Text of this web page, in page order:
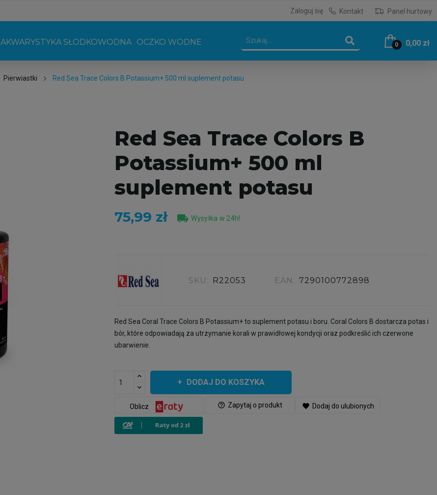
Zaloguj się Kontakt Panel hurtowy
AKWARYSTYKA SŁODKOWODNA OCZKO WODNE 0 0,00 zł
Pierwiastki Red Sea Trace Colors B Potassium+ 500 ml suplement potasu
Red Sea Trace Colors B
Potassium+ 500 ml
suplement potasu
75,99 zł local_shipping Wysyłka w 24h!
SKU: R22053 EAN: 7290100772898
Red Sea Coral Trace Colors B Potassium+ to suplement potasu i boru. Coral Colors B dostarcza potas i
bór, które odpowiadają za utrzymanie korali w prawidłowej kondycji oraz podkreślić ich czerwone
ubarwienie.
DODAJ DO KOSZYKA
help_outline Zapytaj o produkt
Oblicz favorite Dodaj do ulubionych